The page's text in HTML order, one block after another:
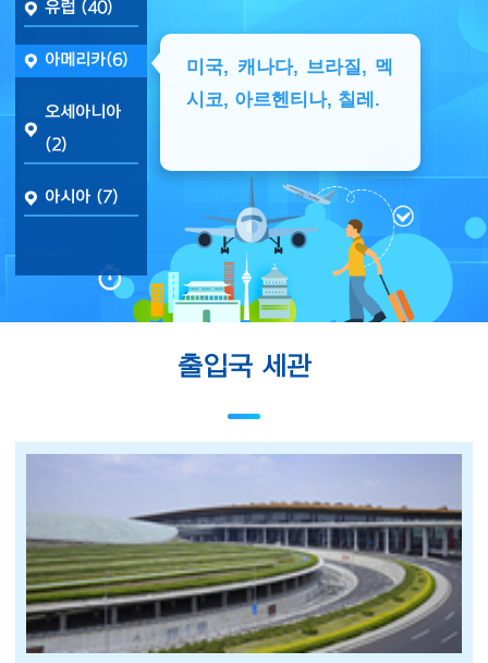
유럽 (40)
아메리카(6)
오세아니아
(2)
아시아 (7)
미국, 캐나다, 브라질, 멕
시코, 아르헨티나, 칠레.
출입국 세관